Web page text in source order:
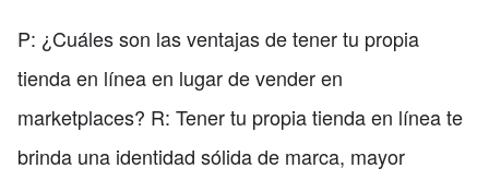
P: ¿Cuáles son las ventajas de tener tu propia
tienda en línea en lugar de vender en
marketplaces? R: Tener tu propia tienda en línea te
brinda una identidad sólida de marca, mayor